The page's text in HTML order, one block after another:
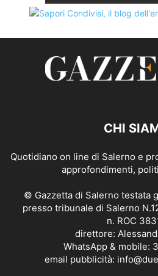
CHI
Quotidiano on line di Salerno e
approfondimenti,
© Gazzetta di Salerno testata
presso tribunale di Salerno
n. ROC
direttore:
WhatsApp & mobile:
email pubblicità: